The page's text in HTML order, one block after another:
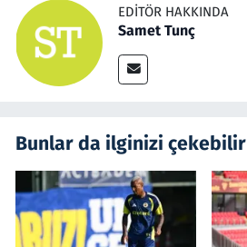
EDITÖR HAKKINDA
Samet Tunç
Bunlar da ilginizi çekebilir